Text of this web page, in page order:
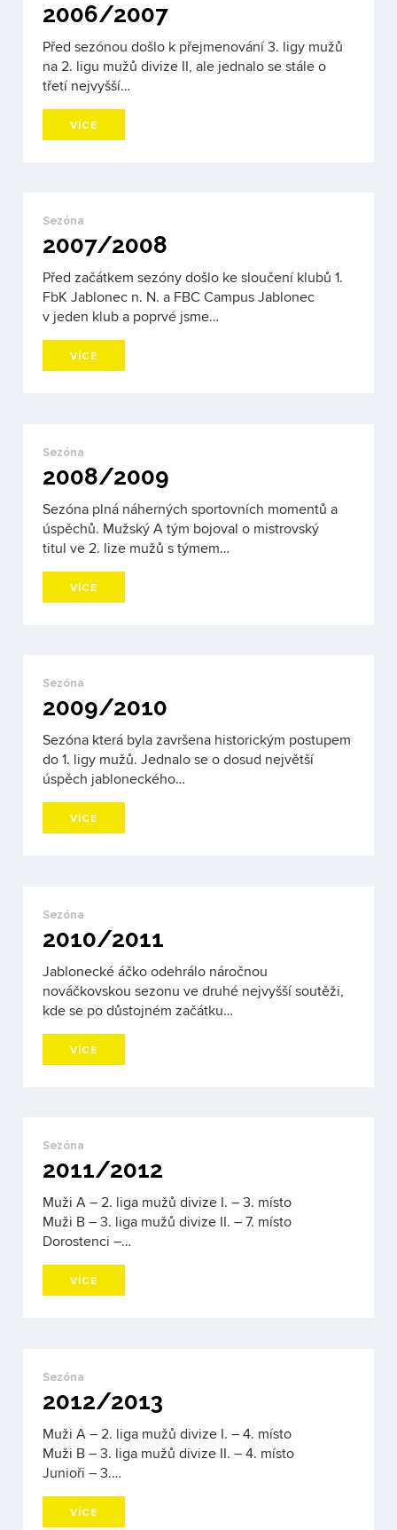
2006/2007
Před sezónou došlo k přejmenování 3. ligy mužů
na 2. ligu mužů divize II, ale jednalo se stále o
třetí nejvyšší…
VÍCE
Sezóna
2007/2008
Před začátkem sezóny došlo ke sloučení klubů 1.
FbK Jablonec n. N. a FBC Campus Jablonec
v jeden klub a poprvé jsme…
VÍCE
Sezóna
2008/2009
Sezóna plná náherných sportovních momentů a
úspěchů. Mužský A tým bojoval o mistrovský
titul ve 2. lize mužů s týmem…
VÍCE
Sezóna
2009/2010
Sezóna která byla završena historickým postupem
do 1. ligy mužů. Jednalo se o dosud největší
úspěch jabloneckého…
VÍCE
Sezóna
2010/2011
Jablonecké áčko odehrálo náročnou
nováčkovskou sezonu ve druhé nejvyšší soutěži,
kde se po důstojném začátku…
VÍCE
Sezóna
2011/2012
Muži A – 2. liga mužů divize I. – 3. místo
Muži B – 3. liga mužů divize II. – 7. místo
Dorostenci –…
VÍCE
Sezóna
2012/2013
Muži A – 2. liga mužů divize I. – 4. místo
Muži B – 3. liga mužů divize II. – 4. místo
Junioři – 3.…
VÍCE